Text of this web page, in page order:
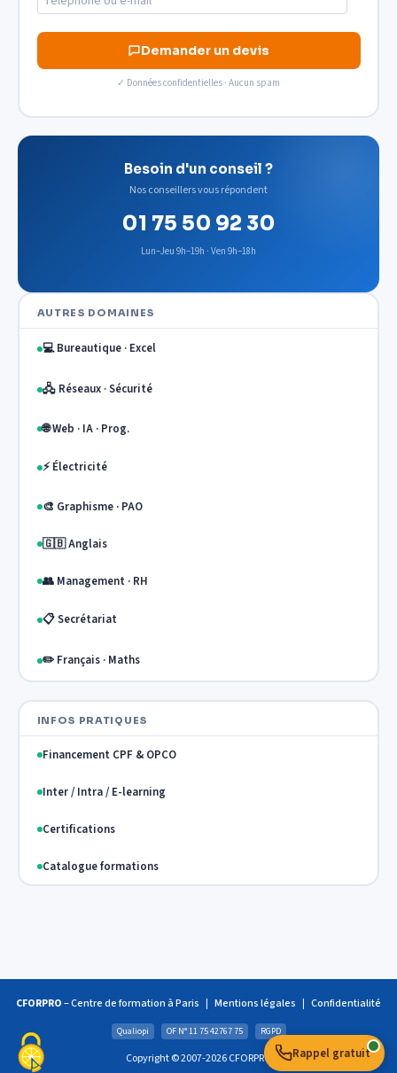
Demander un devis
✓ Données confidentielles · Aucun spam
Besoin d'un conseil ?
Nos conseillers vous répondent
01 75 50 92 30
Lun–Jeu 9h–19h · Ven 9h–18h
AUTRES DOMAINES
💻 Bureautique · Excel
🖧 Réseaux · Sécurité
🌐 Web · IA · Prog.
⚡ Électricité
🎨 Graphisme · PAO
🇬🇧 Anglais
👥 Management · RH
📋 Secrétariat
✏️ Français · Maths
INFOS PRATIQUES
Financement CPF & OPCO
Inter / Intra / E-learning
Certifications
Catalogue formations
CFORPRO– Centre de formation à Paris | Mentions légales | Confidentialité
Qualiopi OF N° 11 75 42767 75 RGPD
Copyright © 2007-2026 CFORPRO Rappel gratuit